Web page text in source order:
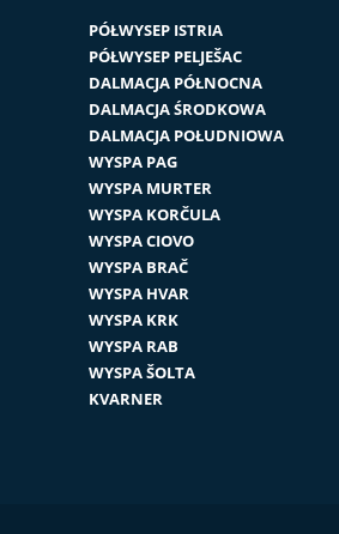
PÓŁWYSEP ISTRIA
PÓŁWYSEP PELJEŠAC
DALMACJA PÓŁNOCNA
DALMACJA ŚRODKOWA
DALMACJA POŁUDNIOWA
WYSPA PAG
WYSPA MURTER
WYSPA KORČULA
WYSPA CIOVO
WYSPA BRAČ
WYSPA HVAR
WYSPA KRK
WYSPA RAB
WYSPA ŠOLTA
KVARNER